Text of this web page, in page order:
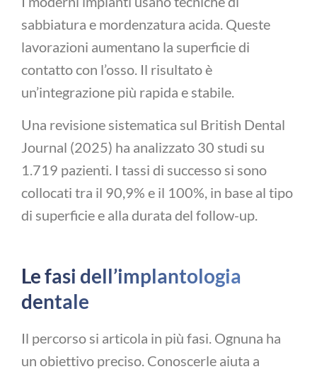
sabbiatura e mordenzatura acida. Queste
lavorazioni aumentano la superficie di
contatto con l’osso. Il risultato è
un’integrazione più rapida e stabile.
Una revisione sistematica sul British Dental
Journal (2025) ha analizzato 30 studi su
1.719 pazienti. I tassi di successo si sono
collocati tra il 90,9% e il 100%, in base al tipo
di superficie e alla durata del follow-up.
Le fasi dell’implantologia
dentale
Il percorso si articola in più fasi. Ognuna ha
un obiettivo preciso. Conoscerle aiuta a